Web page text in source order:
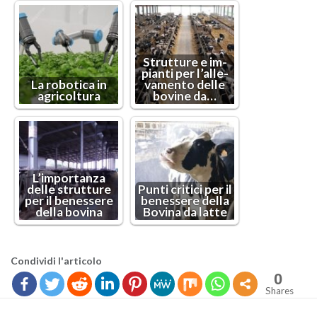
La ro­bo­ti­ca in
agri­col­tu­ra
Strut­tu­re e im­
pian­ti per l’al­le­
va­men­to delle
bo­vi­ne da…
L’im­por­tan­za
delle strut­tu­re
per il be­nes­se­re
della bo­vi­na
Punti cri­ti­ci per il
be­nes­se­re della
Bo­vi­na da latte
Con­di­vi­di l'ar­ti­co­lo
0
Shares